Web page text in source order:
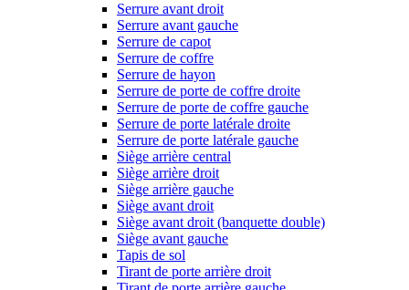
Serrure avant droit
Serrure avant gauche
Serrure de capot
Serrure de coffre
Serrure de hayon
Serrure de porte de coffre droite
Serrure de porte de coffre gauche
Serrure de porte latérale droite
Serrure de porte latérale gauche
Siège arrière central
Siège arrière droit
Siège arrière gauche
Siège avant droit
Siège avant droit (banquette double)
Siège avant gauche
Tapis de sol
Tirant de porte arrière droit